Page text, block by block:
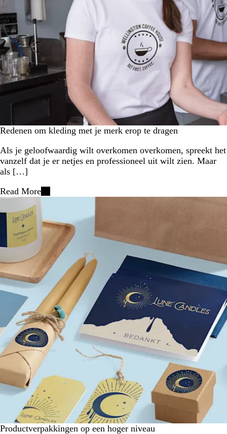
Redenen om kleding met je merk erop te dragen
Als je geloofwaardig wilt overkomen overkomen, spreekt het
vanzelf dat je er netjes en professioneel uit wilt zien. Maar
als […]
Read More
Productverpakkingen op een hoger niveau